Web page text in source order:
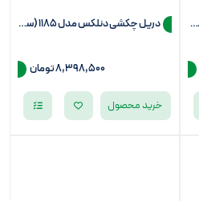
دریل چکشی دنلکس مدل 1185 (سه نظام 13)
8,398,500تومان
خرید محصول